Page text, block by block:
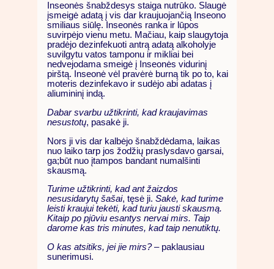
Inseonės šnabždesys staiga nutrūko. Slaugė
įsmeigė adatą į vis dar kraujuojančią Inseono
smiliaus siūlę. Inseonės ranka ir lūpos
suvirpėjo vienu metu. Mačiau, kaip slaugytoja
pradėjo dezinfekuoti antrą adatą alkoholyje
suvilgytu vatos tamponu ir mikliai bei
nedvejodama smeigė į Inseonės vidurinį
pirštą. Inseonė vėl pravėrė burną tik po to, kai
moteris dezinfekavo ir sudėjo abi adatas į
aliumininį indą.
Dabar svarbu užtikrinti, kad kraujavimas
nesustotų, pasakė ji.
Nors ji vis dar kalbėjo šnabždėdama, laikas
nuo laiko tarp jos žodžių praslysdavo garsai,
ga;būt nuo įtampos bandant numalšinti
skausmą.
Turime užtikrinti, kad ant žaizdos
nesusidarytų šašai, tęsė ji. Sakė, kad turime
leisti kraujui tekėti, kad turiu jausti skausmą.
Kitaip po pjūviu esantys nervai mirs. Taip
darome kas tris minutes, kad taip nenutiktų.
O kas atsitiks, jei jie mirs?– paklausiau
sunerimusi.